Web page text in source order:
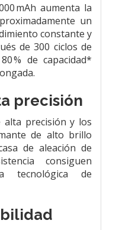
mAh aumenta la
un
constante y
de 300 ciclos de
% de capacidad*
precisión
alta precisión y los
de alto brillo
de aleación de
consiguen
tecnológica de